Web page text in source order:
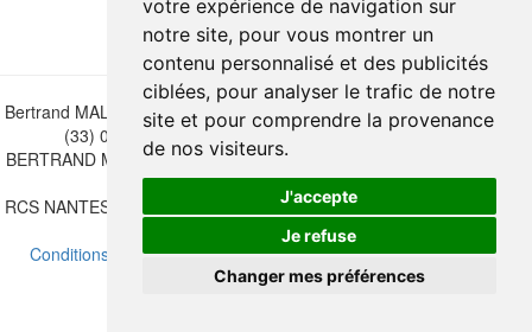
votre expérience de navigation sur
notre site, pour vous montrer un
contenu personnalisé et des publicités
ciblées, pour analyser le trafic de notre
site et pour comprendre la provenance
de nos visiteurs.
J'accepte
Je refuse
Changer mes préférences
Bertrand MALVAUX - 22 rue Crébillon, 44000 Nantes - FRANCE - Tél.
(33) 02 40 733 600 — bertrand.malvaux@wanadoo.fr
BERTRAND MALVAUX - ÉDITIONS DU CANONNIER SARL au capital
de 47.000 EUROS
RCS NANTES B 442 295 077 - N° INTRACOMMUNAUTAIRE CEE FR
30 442 295 077
Conditions de vente-Mettre à jour vos préférences de cookies